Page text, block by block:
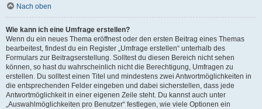
Nach oben
Wie kann ich eine Umfrage erstellen?
Wenn du ein neues Thema eröffnest oder den ersten Beitrag eines Themas
bearbeitest, findest du ein Register „Umfrage erstellen“ unterhalb des
Formulars zur Beitragserstellung. Solltest du diesen Bereich nicht sehen
können, so hast du wahrscheinlich nicht die Berechtigung, Umfragen zu
erstellen. Du solltest einen Titel und mindestens zwei Antwortmöglichkeiten in
die entsprechenden Felder eingeben und dabei sicherstellen, dass jede
Antwortmöglichkeit in einer eigenen Zeile steht. Du kannst auch unter
„Auswahlmöglichkeiten pro Benutzer“ festlegen, wie viele Optionen ein